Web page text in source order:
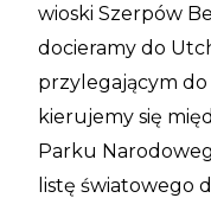
wioski Szerpów
docieramy do
przylegającym
kierujemy się
Parku
listę światowego